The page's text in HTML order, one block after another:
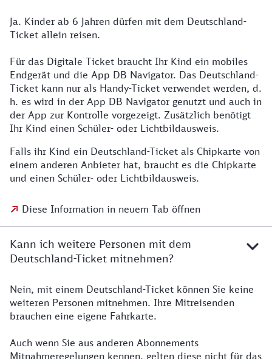
Ja. Kinder ab 6 Jahren dürfen mit dem Deutschland-
Ticket allein reisen.
Für das Digitale Ticket braucht Ihr Kind ein mobiles
Endgerät und die App DB Navigator. Das Deutschland-
Ticket kann nur als Handy-Ticket verwendet werden, d.
h. es wird in der App DB Navigator genutzt und auch in
der App zur Kontrolle vorgezeigt. Zusätzlich benötigt
Ihr Kind einen Schüler- oder Lichtbildausweis.
Falls ihr Kind ein Deutschland-Ticket als Chipkarte von
einem anderen Anbieter hat, braucht es die Chipkarte
und einen Schüler- oder Lichtbildausweis.
Diese Information in neuem Tab öffnen
Kann ich weitere Personen mit dem
Deutschland-Ticket mitnehmen?
Nein, mit einem Deutschland-Ticket können Sie keine
weiteren Personen mitnehmen. Ihre Mitreisenden
brauchen eine eigene Fahrkarte.
Auch wenn Sie aus anderen Abonnements
Mitnahmeregelungen kennen, gelten diese nicht für das